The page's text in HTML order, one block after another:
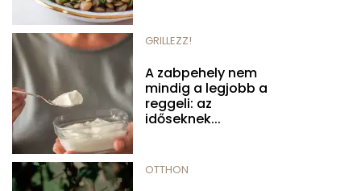
GRILLEZZ!
A zabpehely nem
mindig a legjobb a
reggeli: az
időseknek...
OTTHON